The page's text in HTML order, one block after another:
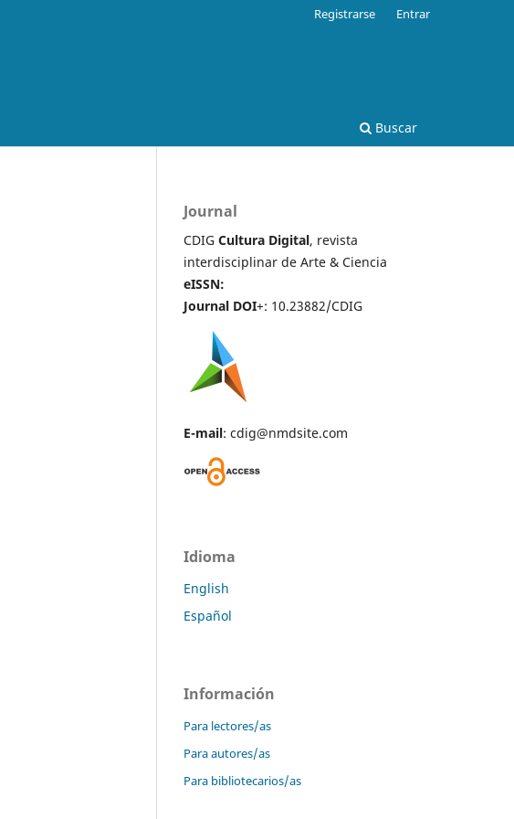
Buscar
Registrarse Entrar
Journal
CDIG Cultura Digital, revista
interdisciplinar de Arte & Ciencia
eISSN:
Journal DOI+: 10.23882/CDIG
E-mail: cdig@nmdsite.com
Idioma
English
Español
Información
Para lectores/as
Para autores/as
Para bibliotecarios/as